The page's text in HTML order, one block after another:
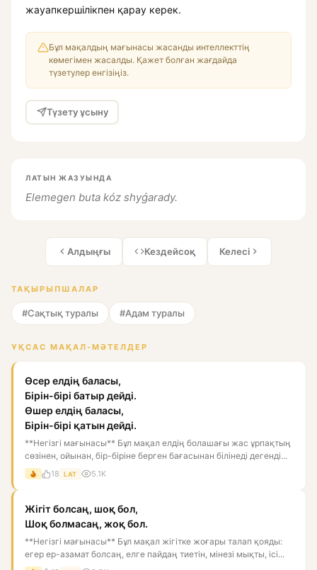
жауапкершілікпен қарау керек.
Бұл мақалдың мағынасы жасанды интеллекттің
көмегімен жасалды. Қажет болған жағдайда
түзетулер енгізіңіз.
Түзету ұсыну
ЛАТЫН ЖАЗУЫНДА
Elemegen buta kóz shyǵarady.
Алдыңғы Кездейсоқ Келесі
ТАҚЫРЫПШАЛАР
#Сақтық туралы #Адам туралы
ҰҚСАС МАҚАЛ-МӘТЕЛДЕР
Өсер елдің баласы,
Бірін-бірі батыр дейді.
Өшер елдің баласы,
Бірін-бірі қатын дейді.
**Негізгі мағынасы** Бұл мақал елдің болашағы жас ұрпақтың
сөзінен, ойынан, бір-біріне берген бағасынан білінеді дегенді...
18 LAT 5.1K
Жігіт болсаң, шоқ бол,
Шоқ болмасаң, жоқ бол.
**Негізгі мағынасы** Бұл мақал жігітке жоғары талап қояды:
егер ер-азамат болсаң, елге пайдаң тиетін, мінезі мықты, ісі...